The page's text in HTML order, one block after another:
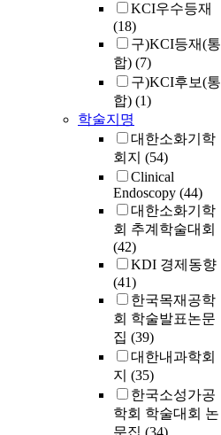
KCI우수등재
(18)
구)KCI등재(통
합) (7)
구)KCI후보(통
합) (1)
학술지명
대한소화기학
회지 (54)
Clinical
Endoscopy (44)
대한소화기학
회 추계학술대회
(42)
KDI 경제동향
(41)
한국목재공학
회 학술발표논문
집 (39)
대한내과학회
지 (35)
한국소성가공
학회 학술대회 논